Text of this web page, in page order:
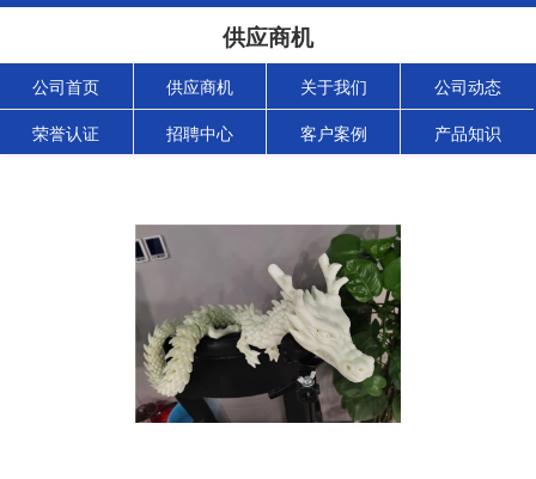
供应商机
公司首页 供应商机 关于我们 公司动态
荣誉认证 招聘中心 客户案例 产品知识